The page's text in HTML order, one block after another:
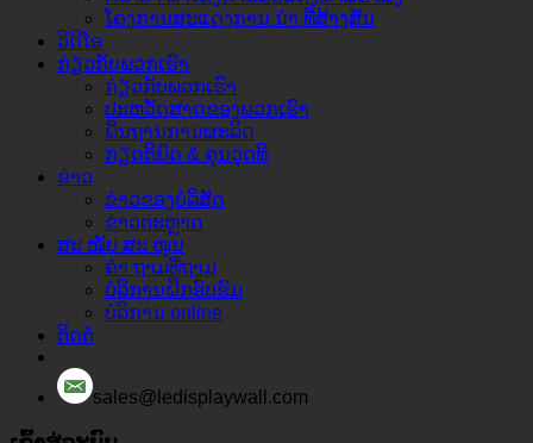
ໂຄງການສະແດງການ ນຳ ທີ່ສ້າງສັນ
ວິດີໂອ
ກ່ຽວ​ກັບ​ພວກ​ເຮົາ
ກ່ຽວ​ກັບ​ພວກ​ເຮົາ
ປະຫວັດສາດຂອງພວກເຮົາ
ພື້ນຖານການຜະລິດ
ກຽດຕິຍົດ & ຄຸນວຸດທິ
ຂ່າວ
ຂ່າວຂອງບໍລິສັດ
ຂ່າວຕະຫຼາດ
ສະ ໜັບ ສະ ໜູນ
ຄຳ ຖາມທີ່ຖາມ
ບໍລິການຝຶກອົບຮົມ
ບໍລິການ online
ຕິດຕໍ່
sales@ledisplaywall.com